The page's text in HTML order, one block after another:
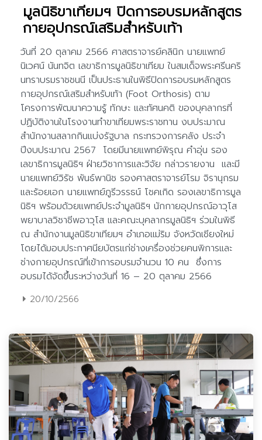
มูลนิธิขาเทียมฯ ปิดการอบรมหลักสูตร
กายอุปกรณ์เสริมสำหรับเท้า
20/10/2566